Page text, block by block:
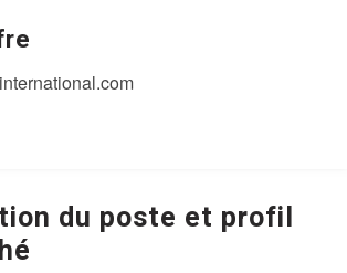
du poste et profil